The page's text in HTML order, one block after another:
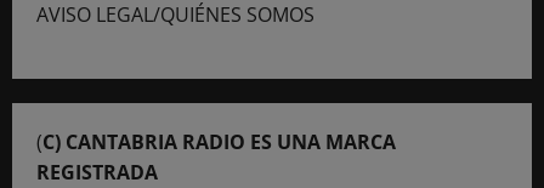
AVISO LEGAL/QUIÉNES SOMOS
(C) CANTABRIA RADIO ES UNA MARCA
REGISTRADA